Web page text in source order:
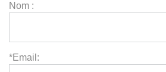
Nom :
*Email: